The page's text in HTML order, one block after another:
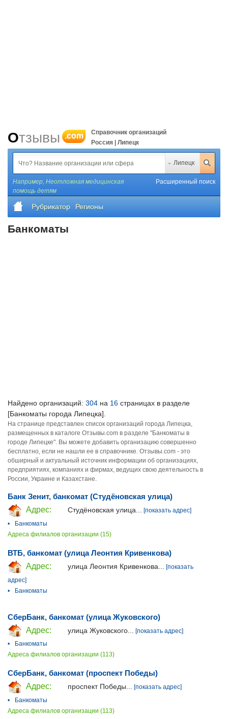
Отзывы .com
Справочник организаций
Россия | Липецк
Липецк
Например, Неотложная медицинская
помощь детям
Расширенный поиск
Рубрикатор Регионы
Банкоматы
Найдено организаций: 304 на 16 страницах в разделе
[Банкоматы города Липецка].
На странице представлен список организаций города Липецка,
размещенных в каталоге Отзывы.com в разделе "Банкоматы в
городе Липецке". Вы можете добавить организацию совершенно
бесплатно, если не нашли ее в справочнике. Отзывы.com - это
обширный и актуальный источник информации об организациях,
предприятиях, компаниях и фирмах, ведущих свою деятельность в
России, Украине и Казахстане.
Банк Зенит, банкомат (Студёновская улица)
Адрес:
Студёновская улица...
[показать адрес]
•
Банкоматы
Адреса филиалов организации (15)
ВТБ, банкомат (улица Леонтия Кривенкова)
Адрес:
улица Леонтия Кривенкова...
[показать
адрес]
•
Банкоматы
СберБанк, банкомат (улица Жуковского)
Адрес:
улица Жуковского...
[показать адрес]
•
Банкоматы
Адреса филиалов организации (113)
СберБанк, банкомат (проспект Победы)
Адрес:
проспект Победы... [показать адрес]
•
Банкоматы
Адреса филиалов организации (113)